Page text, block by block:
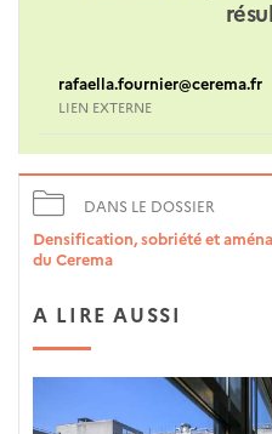
rafaella.fournier@cerema.fr
LIEN EXTERNE
DANS LE DOSSIER
Densification, sobriété et
du Cerema
A LIRE AUSSI